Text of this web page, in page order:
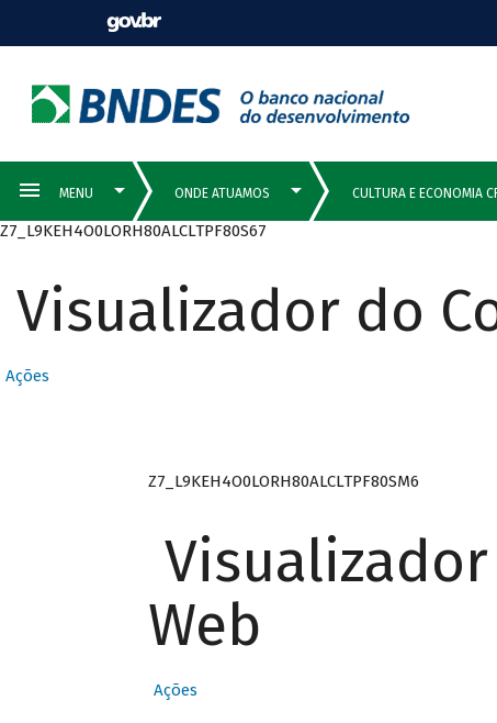
Z7_L9KEH4O0LORH80ALCLTPF80S67
Visualizador do
Ações
Z7_L9KEH4O0LORH80ALCLTPF80SM6
Web
Ações